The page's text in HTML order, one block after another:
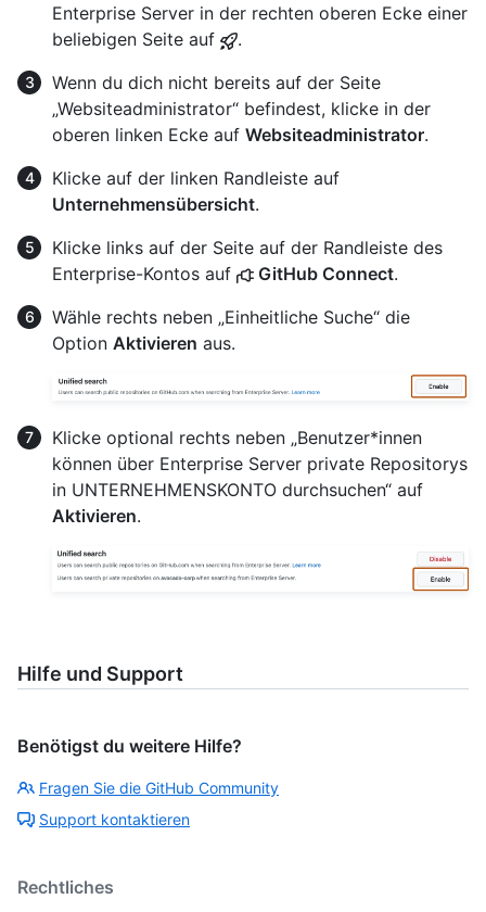
Enterprise Server in der rechten oberen Ecke einer
beliebigen Seite auf
.
Wenn du dich nicht bereits auf der Seite
„Websiteadministrator“ befindest, klicke in der
oberen linken Ecke auf Websiteadministrator.
Klicke auf der linken Randleiste auf
Unternehmensübersicht.
Klicke links auf der Seite auf der Randleiste des
Enterprise-Kontos auf
GitHub Connect.
Wähle rechts neben „Einheitliche Suche“ die
Option Aktivieren aus.
Klicke optional rechts neben „Benutzer*innen
können über Enterprise Server private Repositorys
in UNTERNEHMENSKONTO durchsuchen“ auf
Aktivieren.
Hilfe und Support
Benötigst du weitere Hilfe?
Fragen Sie die GitHub Community
Support kontaktieren
Rechtliches